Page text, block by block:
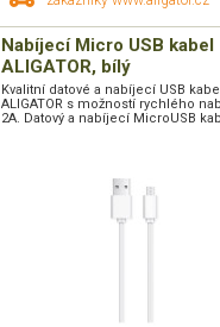
Nabíjecí Micro USB kabel
ALIGATOR, bílý
Kvalitní datové a nabíjecí USB
ALIGATOR s možností rychlého
2A. Datový a nabíjecí MicroUSB